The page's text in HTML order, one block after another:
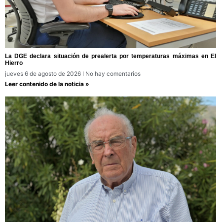
La DGE declara situación de prealerta por temperaturas máximas en El
Hierro
jueves 6 de agosto de 2026
No hay comentarios
Leer contenido de la noticia »